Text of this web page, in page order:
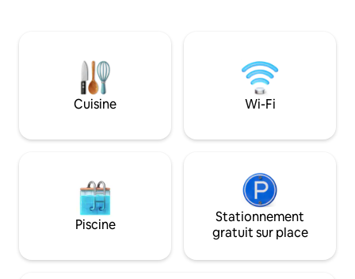
badminton🏸 2x paddles boards & pédalo
BBQ🍖 Spa 🛀 @lakabanedulac
Cuisine Wi-Fi
Piscine
Stationnement
gratuit sur place